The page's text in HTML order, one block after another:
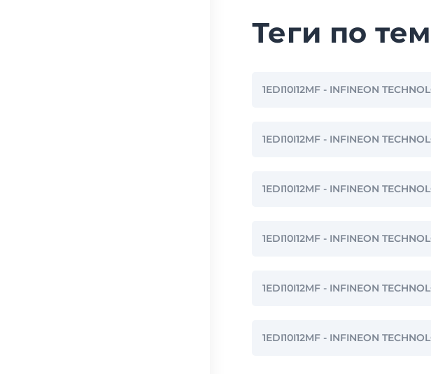
Теги по
1EDI10I12MF - INFINEON
1EDI10I12MF - INFINEON
1EDI10I12MF - INFINEON
1EDI10I12MF - INFINEON
1EDI10I12MF - INFINEON
1EDI10I12MF - INFINEON